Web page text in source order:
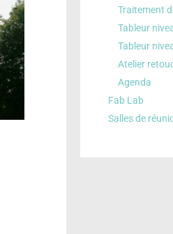
Traitement
Tableur
Tableur
Atelier
Agenda
Fab Lab
Salles de